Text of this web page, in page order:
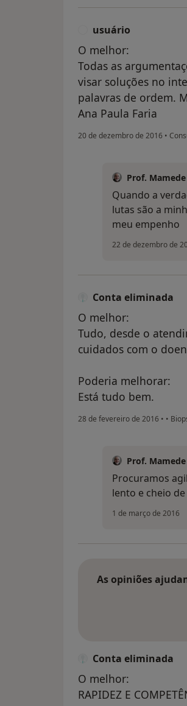
usuário
O melhor:
Todas as
visar soluções no
palavras de ordem.
Ana Paula Faria
20 de dezembro de 2016 •
Prof.
Quando a
lutas são a
meu empenho
22 de dezembro de
Conta eliminada
O melhor:
Tudo, desde o
cuidados com o
Poderia melhorar:
Está tudo bem.
28 de fevereiro de 2016 • •
Prof.
Procuramos
lento e cheio
1 de março de 2016
As opiniões
Conta eliminada
O melhor:
RAPIDEZ E